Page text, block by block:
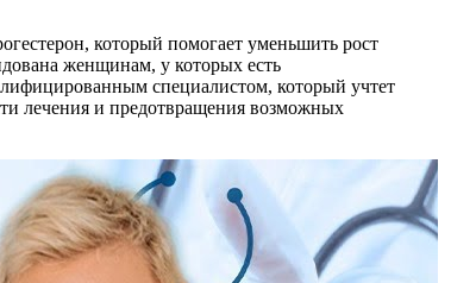
который помогает уменьшить рост
женщинам, у которых есть
специалистом, который учтет
лечения и предотвращения возможных